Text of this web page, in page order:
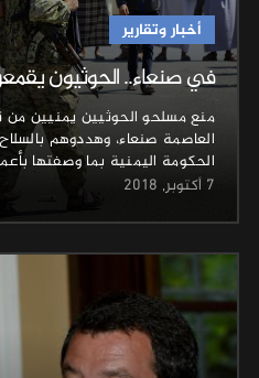
أخبار وتقارير
في صنعاء.. الحوثيون
منع مسلحو الحوثيين يمنيين
العاصمة صنعاء، وهددوهم
الحكومة اليمنية بما وصفتها
7 أكتوبر, 2018